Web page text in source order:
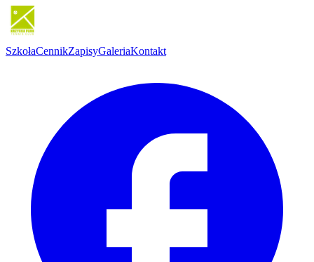
SzkołaCennikZapisyGaleriaKontakt